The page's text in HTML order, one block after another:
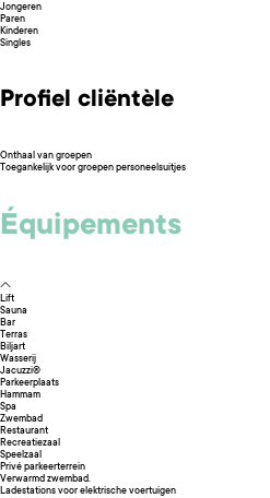
Jongeren
Paren
Kinderen
Singles
Profiel cliëntèle
Onthaal van groepen
Toegankelijk voor groepen personeelsuitjes
Équipements
Lift
Sauna
Bar
Terras
Biljart
Wasserij
Jacuzzi®
Parkeerplaats
Hammam
Spa
Zwembad
Restaurant
Recreatiezaal
Speelzaal
Privé parkeerterrein
Verwarmd zwembad.
Ladestations voor elektrische voertuigen